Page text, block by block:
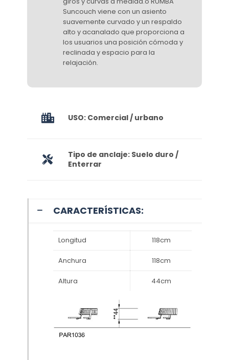
Suncouch viene con un asiento
suavemente curvado y un respaldo
alto y acanalado que proporciona a
los usuarios una posición cómoda y
reclinada y espacio para la
relajación.
USO: Comercial / urbano
Tipo de anclaje: Suelo duro /
Enterrar
CARACTERÍSTICAS:
Longitud 118cm
Anchura 118cm
Altura 44cm